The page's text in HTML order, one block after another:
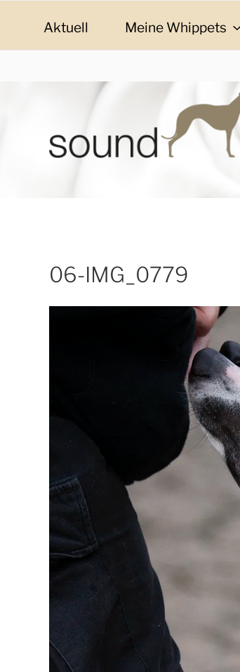
SOUND
sound Soulmates – Whippets fürs
Aktuell Meine Whippets
06-IMG_0779